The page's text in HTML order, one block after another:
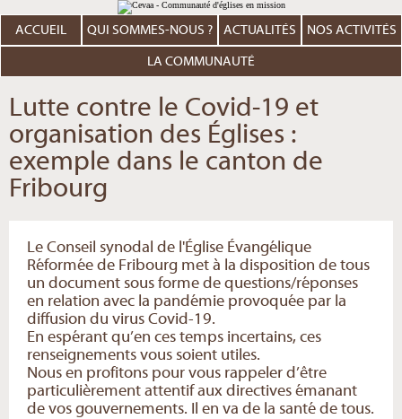
au
contenu.
Aller
personnels
ACCUEIL QUI SOMMES-NOUS ? ACTUALITÉS NOS ACTIVITÉS
LA COMMUNAUTÉ
Lutte contre le Covid-19 et
organisation des Églises :
exemple dans le canton de
Fribourg
Le Conseil synodal de l'Église Évangélique
Réformée de Fribourg met à la disposition de tous
un document sous forme de questions/réponses
en relation avec la pandémie provoquée par la
diffusion du virus Covid-19.
En espérant qu’en ces temps incertains, ces
renseignements vous soient utiles.
Nous en profitons pour vous rappeler d’être
particulièrement attentif aux directives émanant
de vos gouvernements. Il en va de la santé de tous.